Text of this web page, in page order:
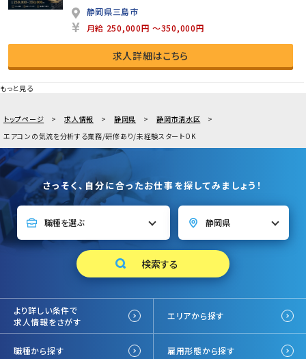
静岡県三島市
月給 250,000円 ～350,000円
求人詳細はこちら
もっと見る
トップページ 求人情報 静岡県
静岡市清水区
エアコンの気流を分析する業務/研修あり/未経験スタートOK
さっそく、自分に合ったお仕事を探してみましょう！
より詳しい条件で
求人情報をさがす
エリアから探す
職種から探す 雇用形態から探す